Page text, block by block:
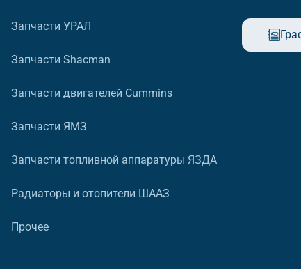
Запчасти УРАЛ
Запчасти Shacman
Запчасти двигателей Cummins
Запчасти ЯМЗ
Запчасти топливной аппаратуры ЯЗДА
Радиаторы и отопители ШААЗ
Прочее